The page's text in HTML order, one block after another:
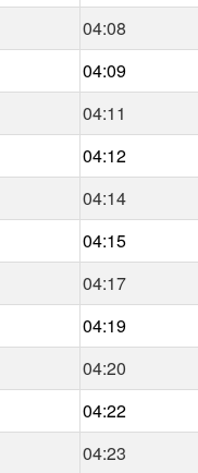
04:08
04:09
04:11
04:12
04:14
04:15
04:17
04:19
04:20
04:22
04:23